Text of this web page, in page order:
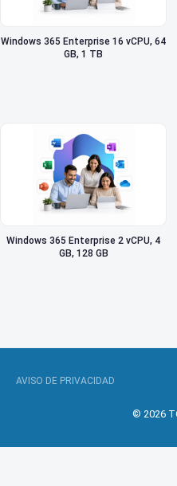
Windows 365 Enterprise 16 vCPU, 64
GB, 1 TB
Windows 365 Enterprise 2 vCPU, 4
GB, 128 GB
AVISO DE PRIVACIDAD
© 2026